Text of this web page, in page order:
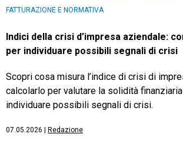
FATTURAZIONE E NORMATIVA
Indici della crisi d’impresa aziendale:
per individuare possibili segnali di crisi
Scopri cosa misura l’indice di crisi di
calcolarlo per valutare la solidità
individuare possibili segnali di crisi.
07.05.2026 Redazione